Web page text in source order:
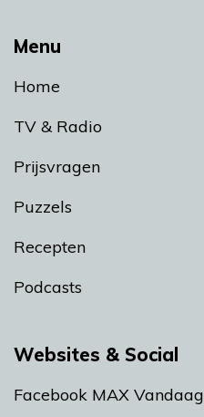
Menu
Home
TV & Radio
Prijsvragen
Puzzels
Recepten
Podcasts
Websites & Social
Facebook MAX Vandaag